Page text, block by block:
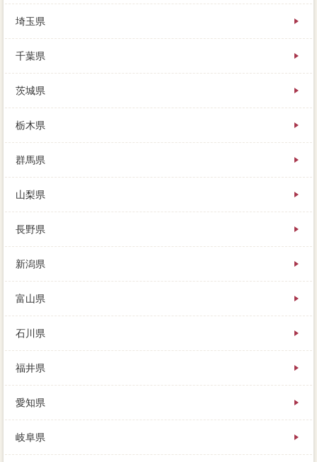
埼玉県
千葉県
茨城県
栃木県
群馬県
山梨県
長野県
新潟県
富山県
石川県
福井県
愛知県
岐阜県